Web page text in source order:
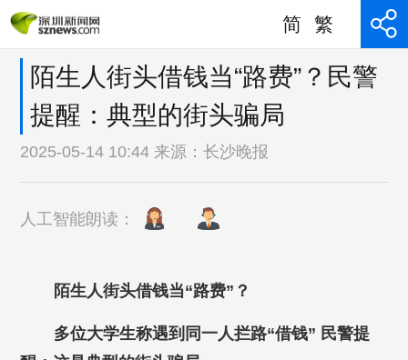
简 繁
陌生人街头借钱当“路费”？民警
提醒：典型的街头骗局
2025-05-14 10:44 来源：长沙晚报
人工智能朗读：
陌生人街头借钱当“路费”？
多位大学生称遇到同一人拦路“借钱” 民警提